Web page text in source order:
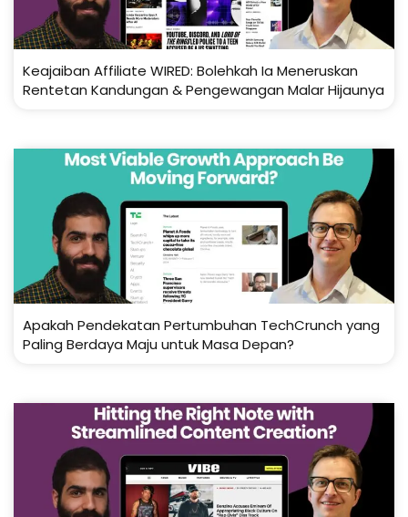
Keajaiban Affiliate WIRED: Bolehkah Ia Meneruskan
Rentetan Kandungan & Pengewangan Malar Hijaunya
Apakah Pendekatan Pertumbuhan TechCrunch yang
Paling Berdaya Maju untuk Masa Depan?